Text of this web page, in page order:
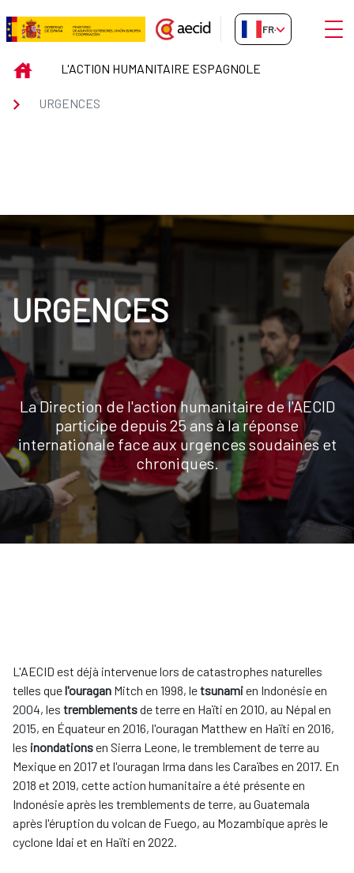
Saut au contenu principal
URGENCES
FR-FR
INICIOL'ACTION HUMANITAIRE ESPAGNOLE
URGENCES
URGENCES
La Direction de l'action humanitaire de l'AECID
participe depuis 25 ans à la réponse
internationale face aux urgences soudaines et
chroniques.
L'AECID est déjà intervenue lors de catastrophes naturelles
telles quel'ouragan Mitch en 1998, letsunamien Indonésie en
2004, les tremblementsde terre en Haïti en 2010, au Népal en
2015, en Équateur en 2016, l'ouragan Matthew en Haïti en 2016,
les inondationsen Sierra Leone, le tremblement de terre au
Mexique en 2017 et l'ouragan Irma dans les Caraïbes en 2017. En
2018 et 2019, cette action humanitaire a été présente en
Indonésie après les tremblements de terre, au Guatemala
après l'éruption du volcan de Fuego, au Mozambique après le
cyclone Idai et en Haïti en 2022.